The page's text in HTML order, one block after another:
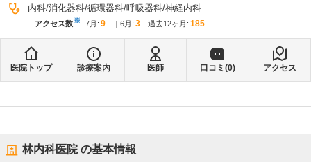
内科 消化器科 循環器科 呼吸器科 神経内科
アクセス数※ 7月 : 9 6月 : 3 過去12ヶ月: 185
医院トップ 診療案内 医師 口コミ(0) アクセス
林内科医院の基本情報